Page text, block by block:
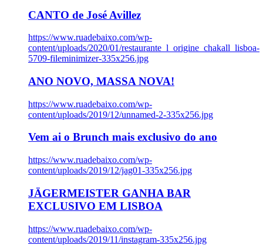
CANTO de José Avillez
https://www.ruadebaixo.com/wp-
content/uploads/2020/01/restaurante_l_origine_chakall_lisboa-
5709-fileminimizer-335x256.jpg
ANO NOVO, MASSA NOVA!
https://www.ruadebaixo.com/wp-
content/uploads/2019/12/unnamed-2-335x256.jpg
Vem ai o Brunch mais exclusivo do ano
https://www.ruadebaixo.com/wp-
content/uploads/2019/12/jag01-335x256.jpg
JÄGERMEISTER GANHA BAR
EXCLUSIVO EM LISBOA
https://www.ruadebaixo.com/wp-
content/uploads/2019/11/instagram-335x256.jpg